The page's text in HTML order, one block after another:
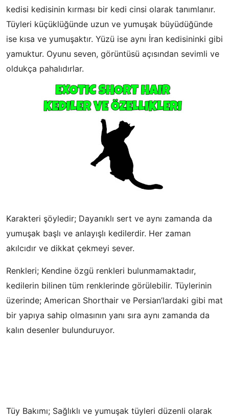
kedisi kedisinin kırması bir kedi cinsi olarak tanımlanır.
Tüyleri küçüklüğünde uzun ve yumuşak büyüdüğünde
ise kısa ve yumuşaktır. Yüzü ise aynı İran kedisininki gibi
yamuktur. Oyunu seven, görüntüsü açısından sevimli ve
oldukça pahalıdırlar.
Karakteri şöyledir; Dayanıklı sert ve aynı zamanda da
yumuşak başlı ve anlayışlı kedilerdir. Her zaman
akılcıdır ve dikkat çekmeyi sever.
Renkleri; Kendine özgü renkleri bulunmamaktadır,
kedilerin bilinen tüm renklerinde görülebilir. Tüylerinin
üzerinde; American Shorthair ve Persian’lardaki gibi mat
bir yapıya sahip olmasının yanı sıra aynı zamanda da
kalın desenler bulunduruyor.
Tüy Bakımı; Sağlıklı ve yumuşak tüyleri düzenli olarak